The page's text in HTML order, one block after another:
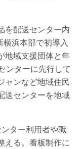
を配送センター内
浜本部で初導入
地域支援団体と年
ンターに先行して
ャンなど地域住民
送センターを地域
ター利用者や職
える。看板制作に